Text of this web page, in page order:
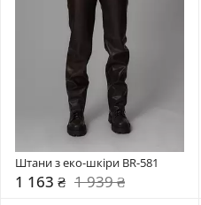
Штани з еко-шкіри BR-581
1 163 ₴ 1 939 ₴